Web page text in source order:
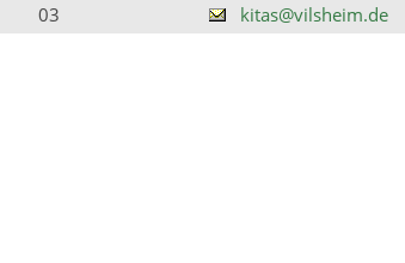
03 kitas@vilsheim.de